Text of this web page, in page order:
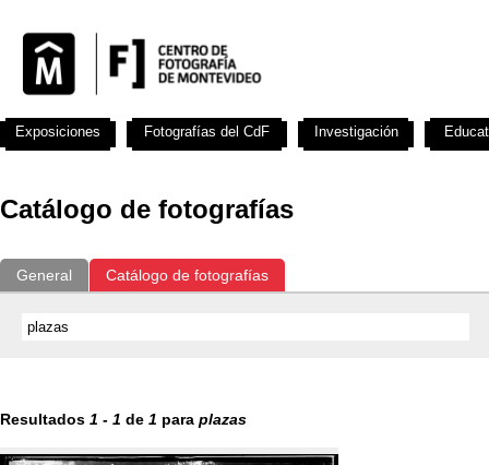
Catálogo de fotografías
General Catálogo de fotografías
Resultados 1 - 1 de 1 para plazas
Exposiciones Fotografías del CdF Investigación